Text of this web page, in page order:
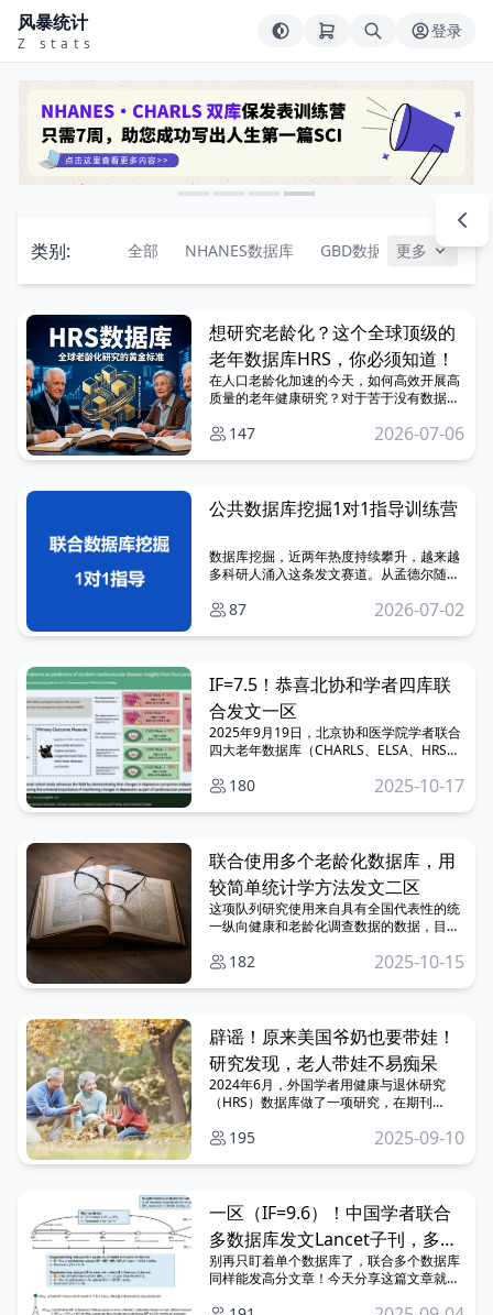
风暴统计
Z stats
登录
类别: 全部 NHANES数据库 GBD数据库 CHARLS
更多
想研究老龄化？这个全球顶级的
老年数据库HRS，你必须知道！
在人口老龄化加速的今天，如何高效开展高
质量的老年健康研究？对于苦于没有数据、
无疑是发文的“捷径”。 而在众多老年数据库
不
147 2026-07-06
公共数据库挖掘1对1指导训练营
数据库挖掘，近两年热度持续攀升，越来越
多科研人涌入这条发文赛道。从孟德尔随机
热门数据库也有自己的生命周期。风口来
87 2026-07-02
IF=7.5！恭喜北协和学者四库联
合发文一区
2025年9月19日，北京协和医学院学者联合
四大老年数据库（CHARLS、ELSA、HRS、
Preventive Cardiology》（医学一区Top，
from four prospective cohortsy”的研究论
文，旨在探讨不同国家老年群体中，抑郁症
状（静态评估、累计负荷、动态变化）和
CVD风险间的关联。
180 2025-10-17
联合使用多个老龄化数据库，用
较简单统计学方法发文二区
这项队列研究使用来自具有全国代表性的统
一纵向健康和老龄化调查数据的数据，目的
种标准化衡量标准的死亡率差异。
182 2025-10-15
辟谣！原来美国爷奶也要带娃！
研究发现，老人带娃不易痴呆
2024年6月，外国学者用健康与退休研究
（HRS）数据库做了一项研究，在期刊
一区top，IF=6.0）发表了题为：“Keeping
知功能之间的纵向关系，同时研究探讨了这
些关系中的异质性。
195 2025-09-10
一区（IF=9.6）！中国学者联合
多数据库发文Lancet子刊，多数
据库联合发文时代已到来
别再只盯着单个数据库了，联合多个数据库
同样能发高分文章！今天分享这篇文章就联